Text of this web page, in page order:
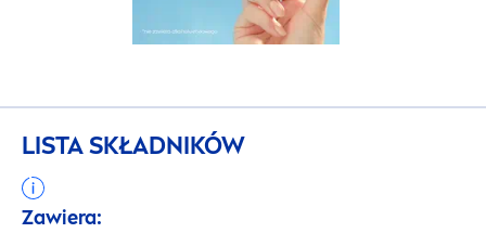
LISTA SKŁADNIKÓW
Zawiera: